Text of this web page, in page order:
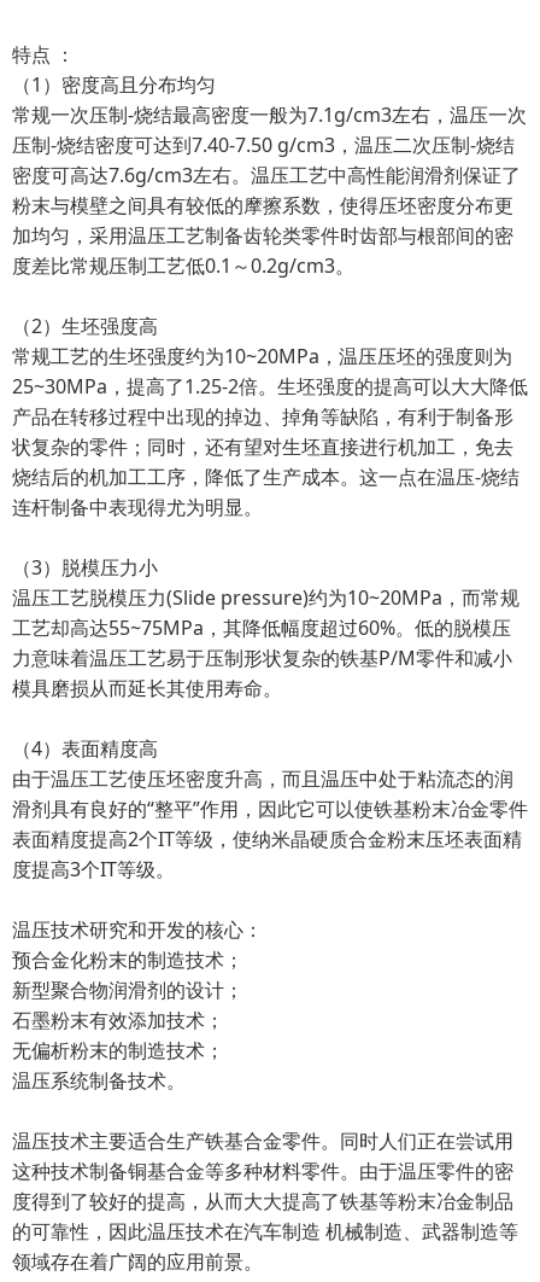
特点 ：
（1）密度高且分布均匀
常规一次压制-烧结最高密度一般为7.1g/cm3左右，温压一次
压制-烧结密度可达到7.40-7.50 g/cm3，温压二次压制-烧结
密度可高达7.6g/cm3左右。温压工艺中高性能润滑剂保证了
粉末与模壁之间具有较低的摩擦系数，使得压坯密度分布更
加均匀，采用温压工艺制备齿轮类零件时齿部与根部间的密
度差比常规压制工艺低0.1～0.2g/cm3。
（2）生坯强度高
常规工艺的生坯强度约为10~20MPa，温压压坯的强度则为
25~30MPa，提高了1.25-2倍。生坯强度的提高可以大大降低
产品在转移过程中出现的掉边、掉角等缺陷，有利于制备形
状复杂的零件；同时，还有望对生坯直接进行机加工，免去
烧结后的机加工工序，降低了生产成本。这一点在温压-烧结
连杆制备中表现得尤为明显。
（3）脱模压力小
温压工艺脱模压力(Slide pressure)约为10~20MPa，而常规
工艺却高达55~75MPa，其降低幅度超过60%。低的脱模压
力意味着温压工艺易于压制形状复杂的铁基P/M零件和减小
模具磨损从而延长其使用寿命。
（4）表面精度高
由于温压工艺使压坯密度升高，而且温压中处于粘流态的润
滑剂具有良好的“整平”作用，因此它可以使铁基粉末冶金零件
表面精度提高2个IT等级，使纳米晶硬质合金粉末压坯表面精
度提高3个IT等级。
温压技术研究和开发的核心：
预合金化粉末的制造技术；
新型聚合物润滑剂的设计；
石墨粉末有效添加技术；
无偏析粉末的制造技术；
温压系统制备技术。
温压技术主要适合生产铁基合金零件。同时人们正在尝试用
这种技术制备铜基合金等多种材料零件。由于温压零件的密
度得到了较好的提高，从而大大提高了铁基等粉末冶金制品
的可靠性，因此温压技术在汽车制造 机械制造、武器制造等
领域存在着广阔的应用前景。